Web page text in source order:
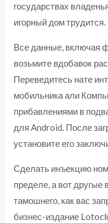
государствах
игорный дом трудится.
Все данные, включая
возьмите вдобавок
Переведитесь нате
мобильника али
прибавлениями в
для Android. После
установите его
Сделать инъекцию
пределе, а вот другые
тамошнего, как вас
бизнес-издание